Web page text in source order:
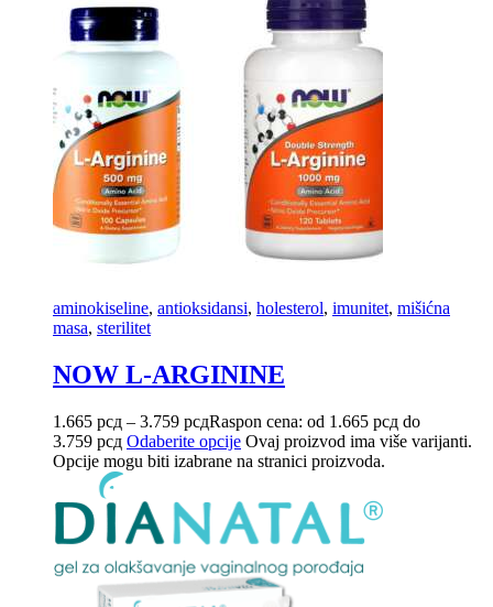
aminokiseline, antioksidansi, holesterol, imunitet, mišićna
masa, sterilitet
NOW L-ARGININE
1.665 рсд – 3.759 рсдRaspon cena: od 1.665 рсд do
3.759 рсд Odaberite opcije Ovaj proizvod ima više varijanti.
Opcije mogu biti izabrane na stranici proizvoda.